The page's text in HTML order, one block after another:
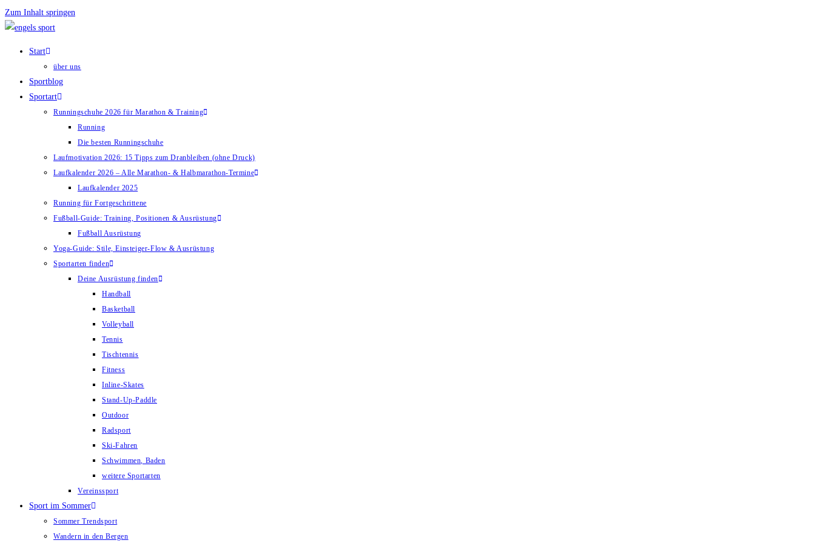
Zum Inhalt springen
Start
über uns
Sportblog
Sportart
Runningschuhe 2026 für Marathon & Training
Running
Die besten Runningschuhe
Laufmotivation 2026: 15 Tipps zum Dranbleiben (ohne Druck)
Laufkalender 2026 – Alle Marathon- & Halbmarathon-Termine
Laufkalender 2025
Running für Fortgeschrittene
Fußball-Guide: Training, Positionen & Ausrüstung
Fußball Ausrüstung
Yoga-Guide: Stile, Einsteiger-Flow & Ausrüstung
Sportarten finden
Deine Ausrüstung finden
Handball
Basketball
Volleyball
Tennis
Tischtennis
Fitness
Inline-Skates
Stand-Up-Paddle
Outdoor
Radsport
Ski-Fahren
Schwimmen, Baden
weitere Sportarten
Vereinssport
Sport im Sommer
Sommer Trendsport
Wandern in den Bergen